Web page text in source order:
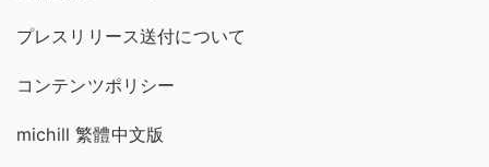
プレスリリース送付について
コンテンツポリシー
michill 繁體中文版